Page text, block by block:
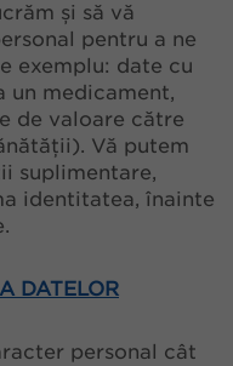
și să vă
pentru a ne
exemplu: date cu
un medicament,
de valoare către
Vă putem
suplimentare,
identitatea, înainte
DATELOR
personal cât